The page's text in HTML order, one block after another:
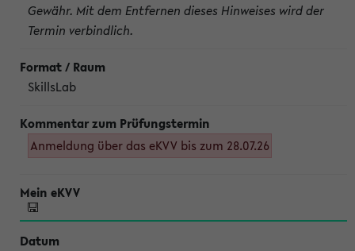
Gewähr. Mit dem Entfernen dieses Hinweises wird der
Termin verbindlich.
SkillsLab
Anmeldung über das eKVV bis zum 28.07.26